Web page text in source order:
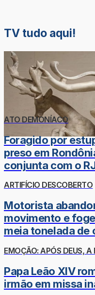
TV tudo aqui!
ATO DEMONÍACO
Foragido por
preso em
conjunta com o
ARTIFÍCIO DESCOBERTO
Motorista
movimento e
meia tonelada de
EMOÇÃO: APÓS DEUS, A
Papa Leão XIV
irmão em missa